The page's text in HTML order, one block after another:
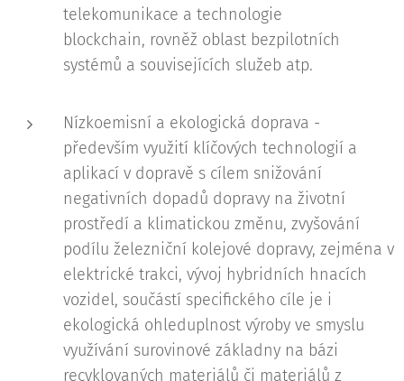
telekomunikace a technologie
blockchain, rovněž oblast bezpilotních
systémů a souvisejících služeb atp.
Nízkoemisní a ekologická doprava -
především využití klíčových technologií a
aplikací v dopravě s cílem snižování
negativních dopadů dopravy na životní
prostředí a klimatickou změnu, zvyšování
podílu železniční kolejové dopravy, zejména v
elektrické trakci, vývoj hybridních hnacích
vozidel, součástí specifického cíle je i
ekologická ohleduplnost výroby ve smyslu
využívání surovinové základny na bázi
recyklovaných materiálů či materiálů z